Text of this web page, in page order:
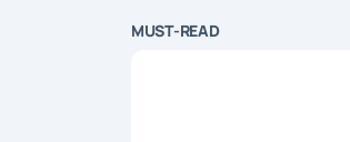
MUST-READ